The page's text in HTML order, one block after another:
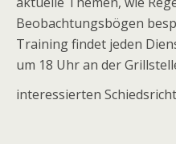
Beobachtungsbögen
Training findet jeden
um 18 Uhr an der
interessierten